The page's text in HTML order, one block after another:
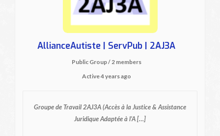
AllianceAutiste | ServPub | 2AJ3A
Public Group / 2 members
Active4 years ago
Groupe de Travail 2AJ3A(Accès à la Justice & Assistance
Juridique Adaptée à l’A […]